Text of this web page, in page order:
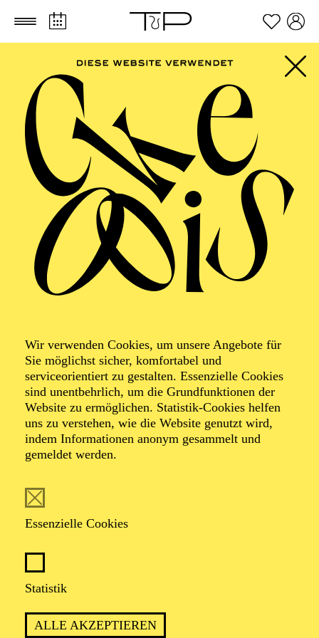
Zum Hauptinhalt springen Zum Footer springen
Wir verwenden Cookies, um unsere Angebote für
Sie möglichst sicher, komfortabel und
serviceorientiert zu gestalten. Essenzielle Cookies
sind unentbehrlich, um die Grundfunktionen der
Website zu ermöglichen. Statistik-Cookies helfen
uns zu verstehen, wie die Website genutzt wird,
indem Informationen anonym gesammelt und
gemeldet werden.
Essenzielle Cookies
Statistik
ALLE AKZEPTIEREN
Foto: Daniela Pfeil
Teneriffa auf. Bis 2003 absolvierte er seine Ausbildung